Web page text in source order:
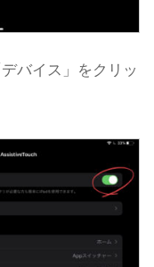
バイス」をクリッ